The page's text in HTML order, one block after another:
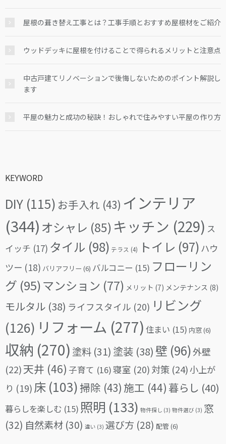
屋根の葺き替え工事とは？工事手順とおすすめ屋根材をご紹介
ウッドデッキに屋根を付けることで得られるメリットと注意点
中古戸建てリノベーションで後悔しないためのポイント解説し
ます
平屋の魅力と成功の秘訣！おしゃれで住みやすい平屋の作り方
KEYWORD
DIY (115) お手入れ (43) インテリア
(344) オシャレ (85) キッチン (229) ス
イッチ (17) タイル (98) テラス (4) トイレ (97) ハウ
ツー (18) バリアフリー (6) バルコニー (15) フローリン
グ (95)マンション (77) メリット (7) メンテナンス (8)
モルタル (38) ライフスタイル (20) リビング
(126) リフォーム (277) 住まい (15) 内窓(6)
収納 (270) 塗料 (31) 塗装 (38) 壁 (96)外壁
(22)天井 (46) 子育て (16)寝室 (20) 対策 (24)小上が
り (19) 床 (103)掃除 (43) 施工 (44) 暮らし (40)
暮らしを楽しむ (15) 照明 (133) 物件探し (3) 物件選び (3) 窓
(32) 自然素材 (30) 違い (3) 選び方 (28) 配管(6)